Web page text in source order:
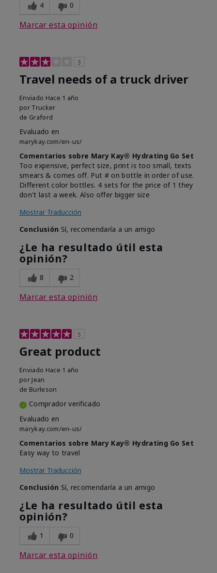
4 0
Marcar esta opinión
3
Travel needs of a truck driver
Enviado Hace 1 año
por Trucker
de Graford
Evaluado en
marykay.com/en-us/
Comentarios sobre Mary Kay® Hydrating Go Set
Too expensive, perfect size, print is too small, texts
smears & comes off. Put # on bottle in order of use.
Different color bottles. 4 sets for the price of 1 they
don't last a week. Also offer bigger size
Mostrar Traducción
Conclusión Sí, recomendaría a un amigo
¿Le ha resultado útil esta
opinión?
8 2
Marcar esta opinión
5
Great product
Enviado Hace 1 año
por Jean
de Burleson
Comprador verificado
Evaluado en
marykay.com/en-us/
Comentarios sobre Mary Kay® Hydrating Go Set
Easy way to travel
Mostrar Traducción
Conclusión Sí, recomendaría a un amigo
¿Le ha resultado útil esta
opinión?
1 0
Marcar esta opinión